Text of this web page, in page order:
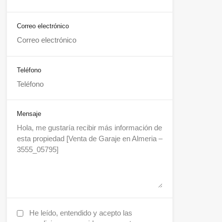
Correo electrónico
Teléfono
Mensaje
He leído, entendido y acepto las